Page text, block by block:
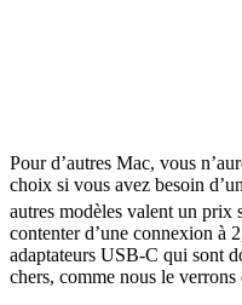
Pour d’autres Mac, vous
choix si vous avez besoin
autres modèles valent un prix
contenter d’une connexion à
adaptateurs USB-C qui sont
chers, comme nous le verrons